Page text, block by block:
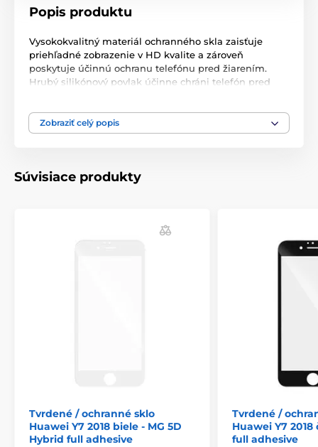
Popis produktu
Vysokokvalitný materiál ochranného skla zaisťuje
priehľadné zobrazenie v HD kvalite a zároveň
poskytuje účinnú ochranu telefónu pred žiarením.
Hrubý silikónový povlak účinne chráni telefón pred
nezanechajú na povrchu nežiaduce odtlačky prstov.
Tento typ skla je lepivý po celom obvode, takže pevne
Výrobok je uložený vo viacvrstvovom tvrdom puzdre,
balenia je aj príslušenstvo na jednoduchú aplikáciu.
Zobraziť celý popis
Súvisiace produkty
Tvrdené / ochranné sklo
Huawei Y7 2018 biele - MG 5D
Hybrid full adhesive
Tvrdené /
Huawei Y7 2018
full adhesive